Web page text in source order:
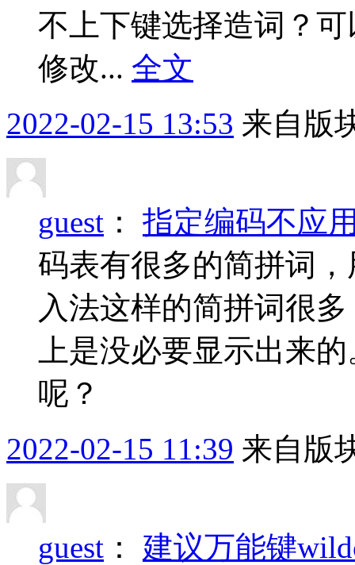
不上下键选择造词？
修改... 全文
2022-02-15 13:53 来自版
guest ： 指定编码不应
码表有很多的简拼词
入法这样的简拼词很
上是没必要显示出来
呢？
2022-02-15 11:39 来自版
guest ： 建议万能键